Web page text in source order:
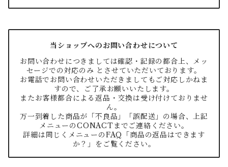
当ショップへのお問い合わせについて
お問い合わせにつきましては確認・記録の都合上、メッ
セージでの対応のみ とさせていただいております。
お電話でお問い合わせいただきましてもご対応しかねま
すので、ご了承お願いいたします。
またお客様都合による返品・交換は受け付けておりませ
ん。
万一到着した商品が「不良品」「誤配送」の場合、上記
メニューのCONACTまでご連絡ください。
詳細は同じくメニューのFAQ「商品の返品はできます
か？」をご覧ください。